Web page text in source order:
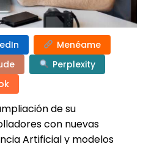
Menéame
Perplexity
de su
con nuevas
Artificial y modelos